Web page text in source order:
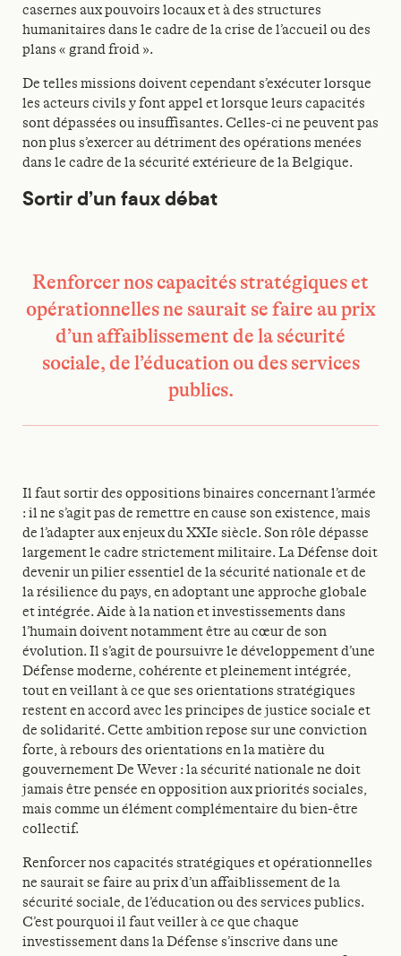
casernes aux pouvoirs locaux et à des structures
humanitaires dans le cadre de la crise de l’accueil ou des
plans « grand froid ».
De telles missions doivent cependant s’exécuter lorsque
les acteurs civils y font appel et lorsque leurs capacités
sont dépassées ou insuffisantes. Celles-ci ne peuvent pas
non plus s’exercer au détriment des opérations menées
dans le cadre de la sécurité extérieure de la Belgique.
Sortir d’un faux débat
Renforcer nos capacités stratégiques et
opérationnelles ne saurait se faire au prix
d’un affaiblissement de la sécurité
sociale, de l’éducation ou des services
publics.
Il faut sortir des oppositions binaires concernant l’armée
: il ne s’agit pas de remettre en cause son existence, mais
de l’adapter aux enjeux du XXIe siècle. Son rôle dépasse
largement le cadre strictement militaire. La Défense doit
devenir un pilier essentiel de la sécurité nationale et de
la résilience du pays, en adoptant une approche globale
et intégrée. Aide à la nation et investissements dans
l’humain doivent notamment être au cœur de son
évolution. Il s’agit de poursuivre le développement d’une
Défense moderne, cohérente et pleinement intégrée,
tout en veillant à ce que ses orientations stratégiques
restent en accord avec les principes de justice sociale et
de solidarité. Cette ambition repose sur une conviction
forte, à rebours des orientations en la matière du
gouvernement De Wever : la sécurité nationale ne doit
jamais être pensée en opposition aux priorités sociales,
mais comme un élément complémentaire du bien-être
collectif.
Renforcer nos capacités stratégiques et opérationnelles
ne saurait se faire au prix d’un affaiblissement de la
sécurité sociale, de l’éducation ou des services publics.
C’est pourquoi il faut veiller à ce que chaque
investissement dans la Défense s’inscrive dans une